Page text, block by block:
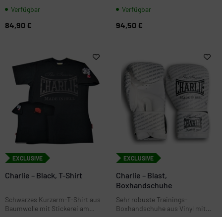
für Sandsack, Pratzen und
Technik.
Verfügbar
84,90 €
sowie individuell verstellbarer
Einheitsgröße für kontrolliertes
Sparring.
Verfügbar
94,50 €
EXCLUSIVE
Charlie – Black, T-Shirt
Schwarzes Kurzarm-T-Shirt aus
Baumwolle mit Stickerei am
EXCLUSIVE
Charlie – Blast,
Boxhandschuhe
Sehr robuste Trainings-
Boxhandschuhe aus Vinyl mit